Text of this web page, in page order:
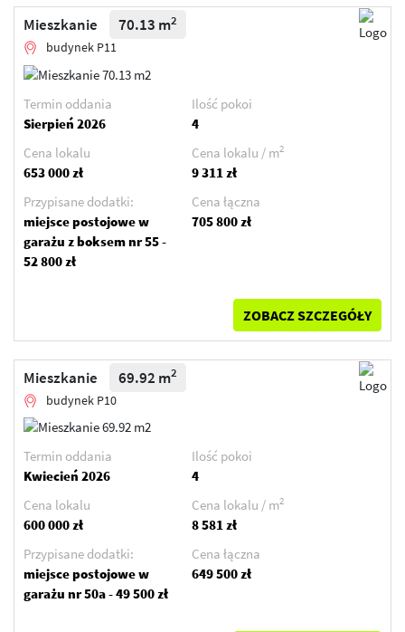
Mieszkanie 70.13 m2
budynek P11
Termin oddania
Sierpień 2026
Ilość pokoi
4
Cena lokalu
653 000 zł
Cena lokalu / m2
9 311 zł
Przypisane dodatki:
miejsce postojowe w
garażu z boksem nr 55 -
52 800 zł
Cena łączna
705 800 zł
ZOBACZ SZCZEGÓŁY
Mieszkanie 69.92 m2
budynek P10
Termin oddania
Kwiecień 2026
Ilość pokoi
4
Cena lokalu
600 000 zł
Cena lokalu / m2
8 581 zł
Przypisane dodatki:
miejsce postojowe w
garażu nr 50a - 49 500 zł
Cena łączna
649 500 zł